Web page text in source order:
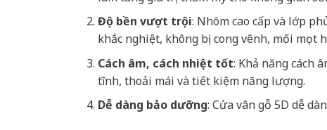
Độ bền vượt trội: Nhôm cao cấp và lớp
khắc nghiệt, không bị cong vênh, mối mọt
Cách âm, cách nhiệt tốt: Khả năng cách
tĩnh, thoải mái và tiết kiệm năng lượng.
Dễ dàng bảo dưỡng: Cửa vân gỗ 5D dễ